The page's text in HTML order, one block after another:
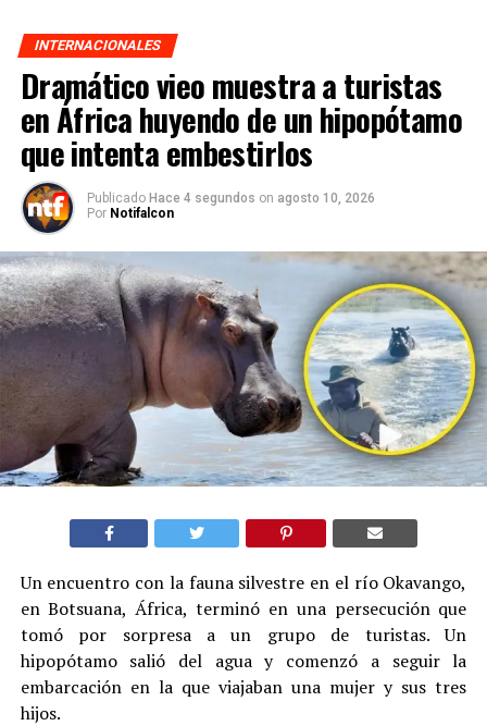
INTERNACIONALES
Dramático vieo muestra a turistas
en África huyendo de un hipopótamo
que intenta embestirlos
Publicado Hace 4 segundos on agosto 10, 2026
Por Notifalcon
Un encuentro con la fauna silvestre en el río Okavango,
en Botsuana, África, terminó en una persecución que
tomó por sorpresa a un grupo de turistas. Un
hipopótamo salió del agua y comenzó a seguir la
embarcación en la que viajaban una mujer y sus tres
hijos.